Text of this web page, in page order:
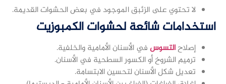
لا تحتوي على الزئبق الموجود في بعض الحشوات القديمة.
استخدامات شائعة لحشوات الكمبوزيت
إصلاحالتسوسفي الأسنان الأمامية والخلفية.
ترميم الشروخ أو الكسور السطحية في الأسنان.
تعديل شكل الأسنان لتحسين الابتسامة.